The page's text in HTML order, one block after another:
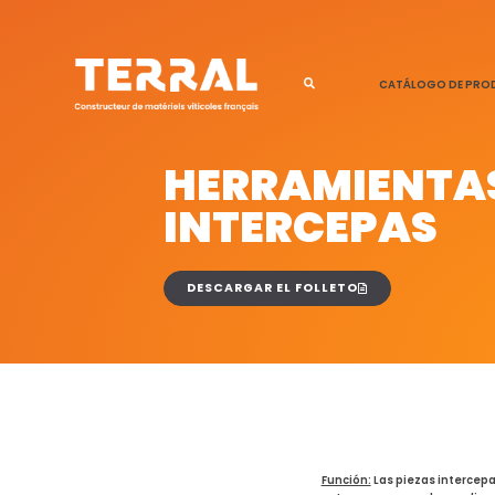
CATÁLOGO DE
INTERCEPAS
DESCARGAR EL FOLLETO
Función: Las piezas